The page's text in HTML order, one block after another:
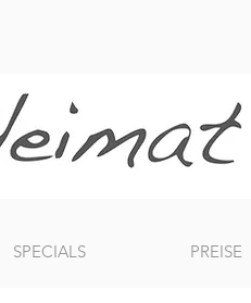
SPECIALS PREISE